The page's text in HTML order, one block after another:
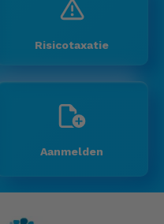
Risicotaxatie
Aanmelden